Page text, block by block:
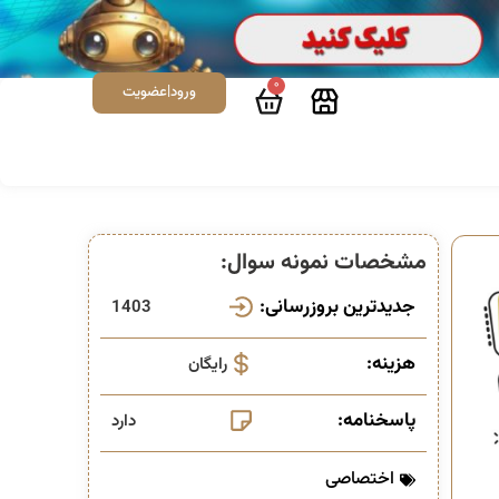
0 ورود|عضویت
مشخصات نمونه سوال:
جدیدترین بروزرسانی: 1403
هزینه: رایگان
پاسخنامه: دارد
اختصاصی